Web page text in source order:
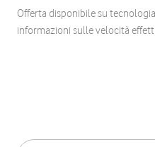
Offerta disponibile su tecnologia
informazioni sulle velocità